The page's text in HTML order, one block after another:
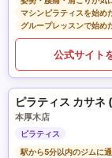
マシンピラティスを始め
グループレッスンで始め
公式サイト
ピラティス カサ
本厚木店
ピラティス
駅から5分以内のジムに